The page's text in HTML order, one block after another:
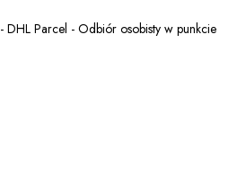
- DHL Parcel - Odbiór osobisty w punkcie